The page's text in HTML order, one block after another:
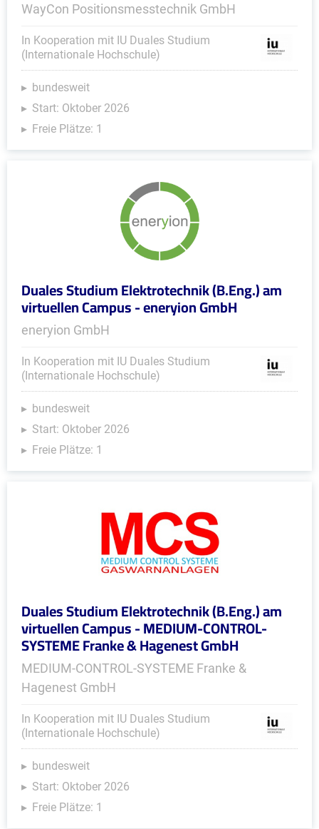
WayCon Positionsmesstechnik GmbH
In Kooperation mit IU Duales Studium
(Internationale Hochschule)
bundesweit
Start: Oktober 2026
Freie Plätze: 1
Duales Studium Elektrotechnik (B.Eng.) am
virtuellen Campus - eneryion GmbH
eneryion GmbH
In Kooperation mit IU Duales Studium
(Internationale Hochschule)
bundesweit
Start: Oktober 2026
Freie Plätze: 1
Duales Studium Elektrotechnik (B.Eng.) am
virtuellen Campus - MEDIUM-CONTROL-
SYSTEME Franke & Hagenest GmbH
MEDIUM-CONTROL-SYSTEME Franke &
Hagenest GmbH
In Kooperation mit IU Duales Studium
(Internationale Hochschule)
bundesweit
Start: Oktober 2026
Freie Plätze: 1